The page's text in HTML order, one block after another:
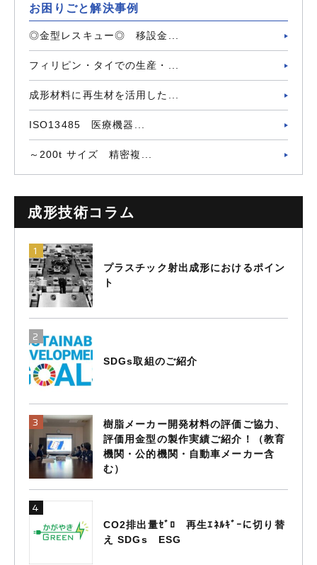
お困りごと解決事例
◎金型レスキュー◎ 移設金...
フィリピン・タイでの生産・...
成形材料に再生材を活用した...
ISO13485 医療機器...
～200t サイズ 精密複...
成形技術コラム
プラスチック射出成形におけるポイン
ト
SDGs取組のご紹介
樹脂メーカー開発材料の評価ご協力、
評価用金型の製作実績ご紹介！（教育
機関・公的機関・自動車メーカー含
む）
CO2排出量ｾﾞﾛ 再生ｴﾈﾙｷﾞｰに切り替
え SDGs ESG